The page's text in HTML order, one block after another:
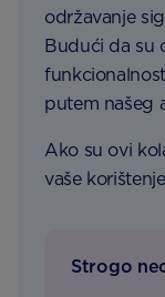
održavanje
Budući da su
putem našeg
Ako su ovi
vaše
Strogo